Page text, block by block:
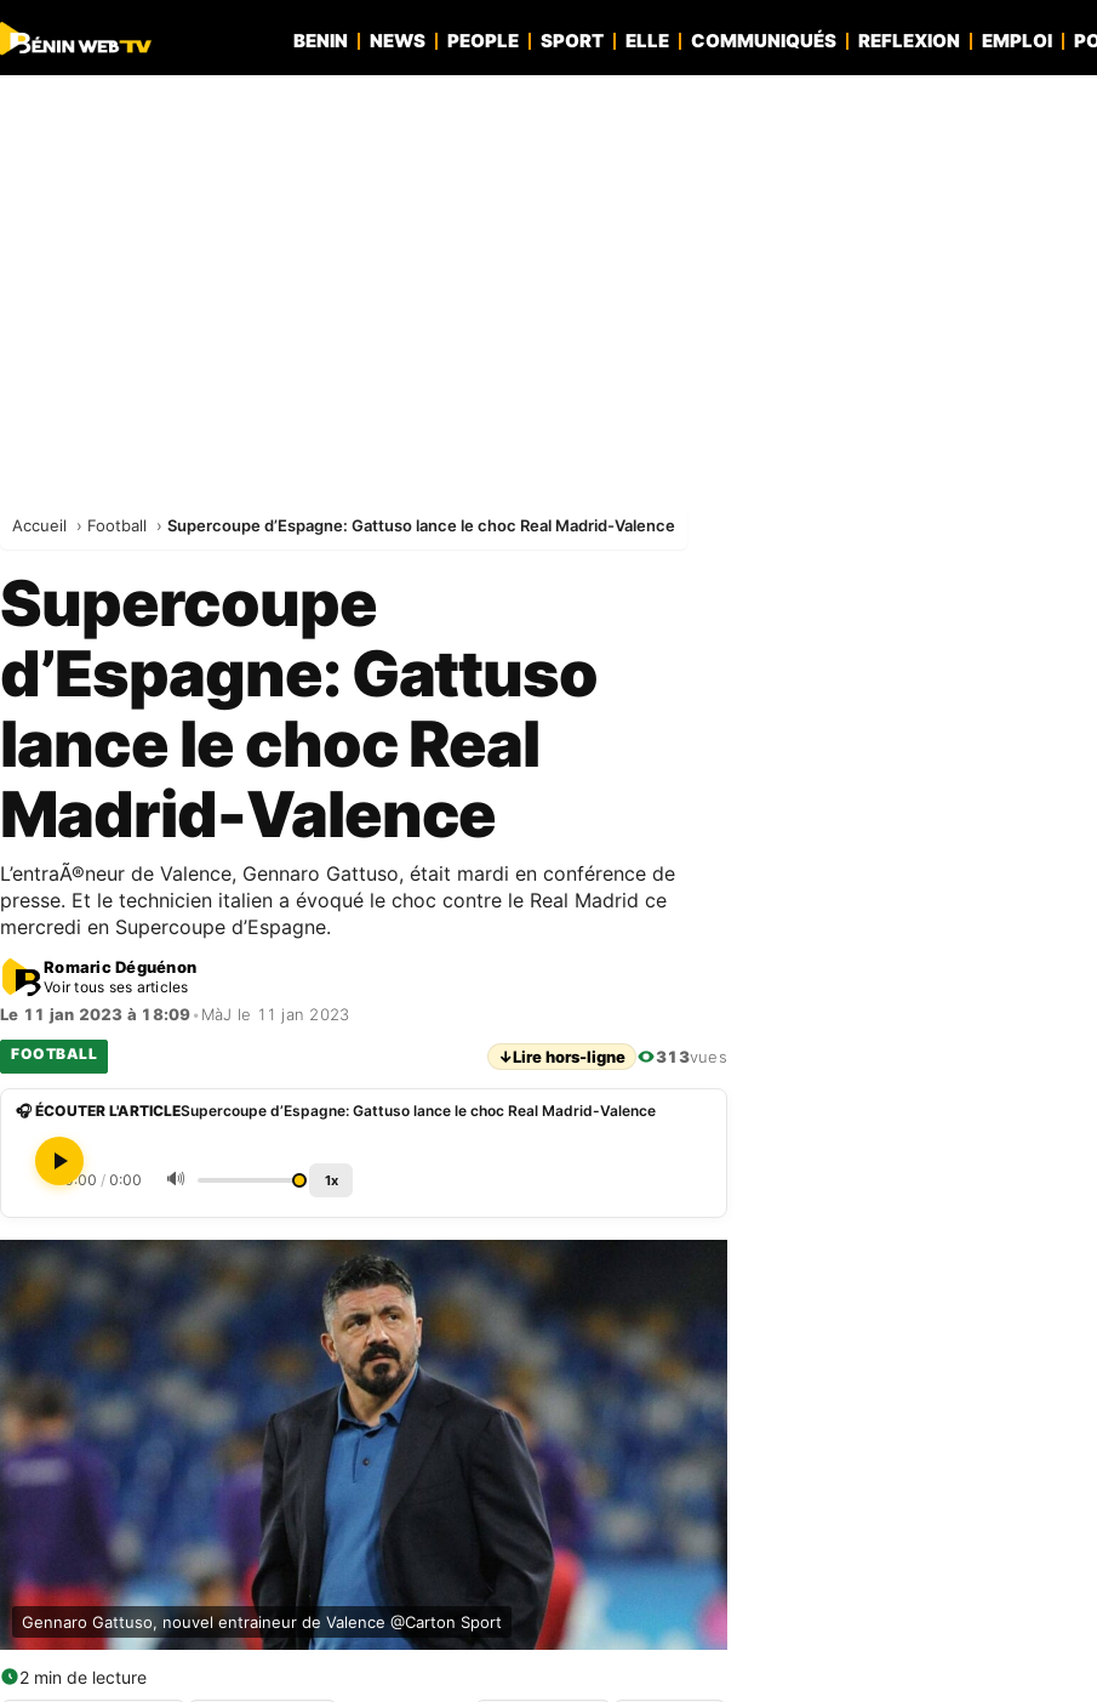
BENIN NEWS PEOPLE SPORT ELLE COMMUNIQUÉS REFLEXION EMPLOI
Accueil Football Supercoupe d’Espagne: Gattuso lance le choc Real Madrid-Valence
Supercoupe
d’Espagne: Gattuso
lance le choc Real
Madrid-Valence
L’entraÃ®neur de Valence, Gennaro Gattuso, était mardi en conférence de
presse. Et le technicien italien a évoqué le choc contre le Real Madrid ce
mercredi en Supercoupe d’Espagne.
Romaric Déguénon
Voir tous ses articles
Le 11 jan 2023 à 18:09• MàJ le 11 jan 2023
FOOTBALL ↓Lire hors-ligne 313vues
🎧 ÉCOUTER L'ARTICLESupercoupe d’Espagne: Gattuso lance le choc Real Madrid-Valence
0:00 / 0:00 🔊 1x
Gennaro Gattuso, nouvel entraineur de Valence @Carton Sport
2 min de lecture